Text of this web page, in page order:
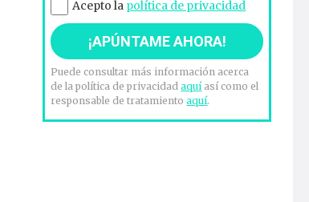
Acepto la política de privacidad
Puede consultar más información acerca
de la política de privacidadaquíasí como el
responsable de tratamientoaquí.